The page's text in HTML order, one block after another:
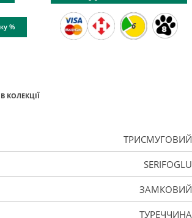
6
%
КОЛЕКЦІЇ
ТРИСМУГОВИЙ
SERIFOGLU
ЗАМКОВИЙ
ТУРЕЧЧИНА